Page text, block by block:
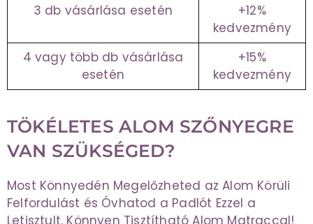
3 db vásárlása esetén
+12%
kedvezmény
4 vagy több db vásárlása
esetén
+15%
kedvezmény
TÖKÉLETES ALOM SZŐNYEGRE
VAN SZÜKSÉGED?
Most Könnyedén Megelőzheted az Alom Körüli
Felfordulást és Óvhatod a Padlót Ezzel a
Letisztult, Könnyen Tisztítható Alom Matraccal!